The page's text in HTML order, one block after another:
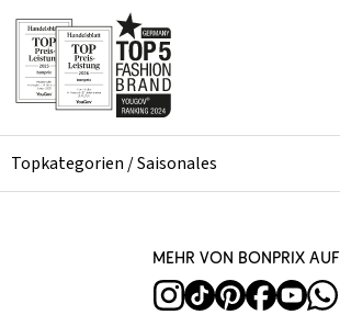
Topkategorien / Saisonales
Mehr von bonprix auf